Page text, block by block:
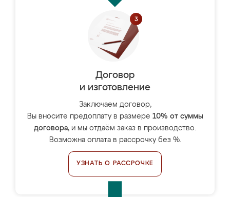
Договор
и изготовление
Заключаем договор,
Вы вносите предоплату в размере 10% от суммы
договора, и мы отдаём заказ в производство.
Возможна оплата в рассрочку без %.
УЗНАТЬ О РАССРОЧКЕ